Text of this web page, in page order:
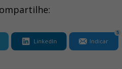
LinkedIn Indicar
5